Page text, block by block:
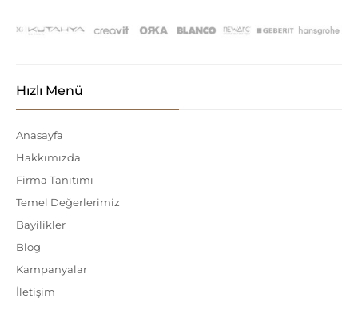
Hızlı Menü
Anasayfa
Hakkımızda
Firma Tanıtımı
Temel Değerlerimiz
Bayilikler
Blog
Kampanyalar
İletişim